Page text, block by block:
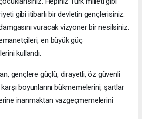
gibi itibarlı bir devletin gençlerisiniz.
vuracak vizyoner bir nesilsiniz.
emanetçileri, en büyük güç
kullandı.
gençlere güçlü, dirayetli, öz güvenli
karşı boyunlarını bükmemelerini, şartlar
inanmaktan vazgeçmemelerini